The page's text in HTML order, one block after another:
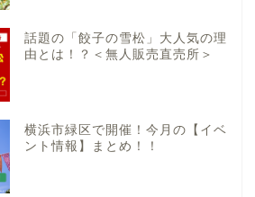
話題の「餃子の雪松」大人気の理
由とは！？＜無人販売直売所＞
横浜市緑区で開催！今月の【イベ
ント情報】まとめ！！